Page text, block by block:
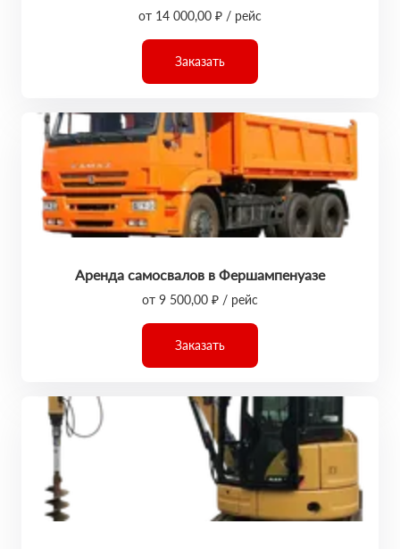
от 14 000,00 ₽ / рейс
Заказать
Аренда самосвалов в Фершампенуазе
от 9 500,00 ₽ / рейс
Заказать